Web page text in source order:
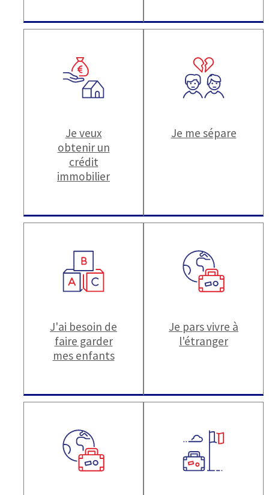
Je veux
obtenir un
crédit
immobilier
Je me sépare
J'ai besoin de
faire garder
mes enfants
Je pars vivre à
l'étranger